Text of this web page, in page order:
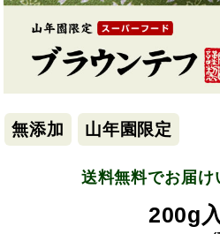
無添加 山年園限定
送料無料でお届け
200g